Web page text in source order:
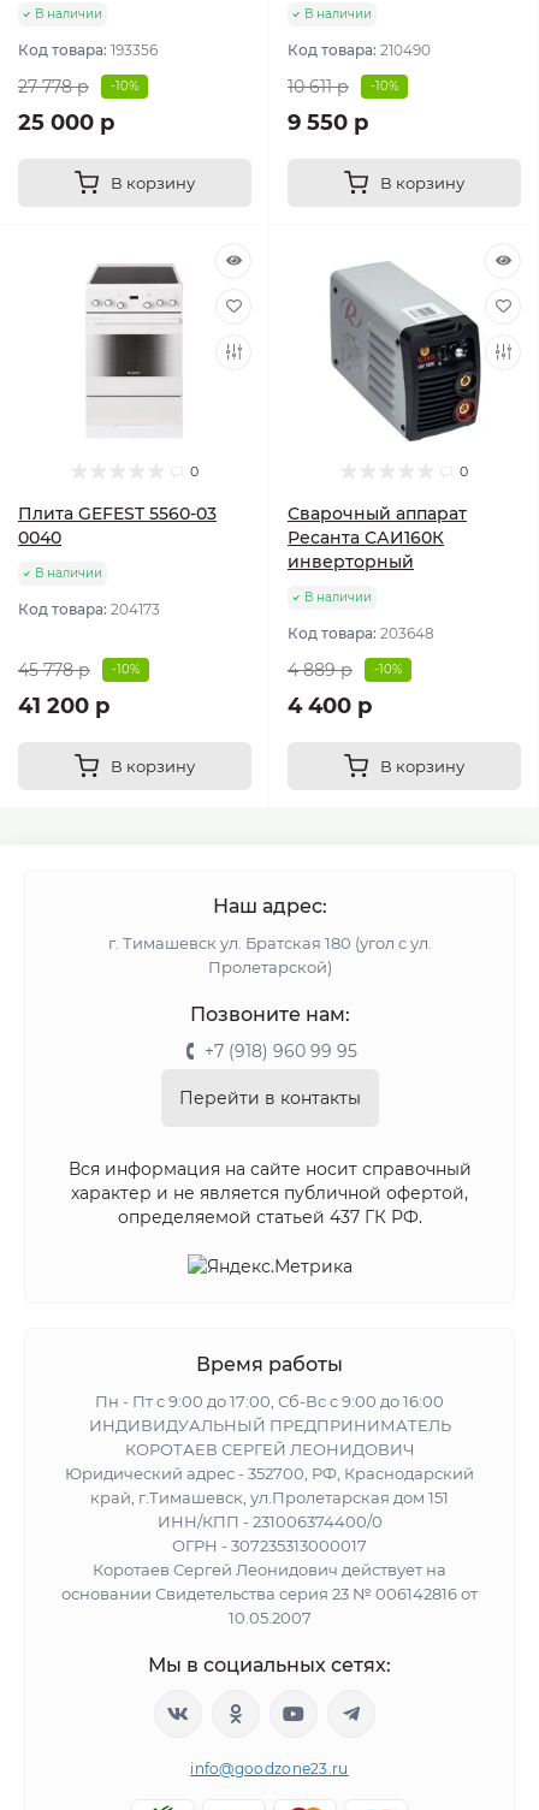
В наличии
Код товара: 193356
27 778 р -10%
25 000 р
В корзину
В наличии
Код товара: 210490
10 611 р -10%
9 550 р
В корзину
0
Плита GEFEST 5560-03
0040
В наличии
Код товара: 204173
45 778 р -10%
41 200 р
В корзину
0
Сварочный аппарат
Ресанта САИ160К
инверторный
В наличии
Код товара: 203648
4 889 р -10%
4 400 р
В корзину
Наш адрес:
г. Тимашевск ул. Братская 180 (угол с ул.
Пролетарской)
Позвоните нам:
+7 (918) 960 99 95
Перейти в контакты
Вся информация на сайте носит справочный
характер и не является публичной офертой,
определяемой статьей 437 ГК РФ.
Время работы
Пн - Пт с 9:00 до 17:00, Сб-Вс с 9:00 до 16:00
ИНДИВИДУАЛЬНЫЙ ПРЕДПРИНИМАТЕЛЬ
КОРОТАЕВ СЕРГЕЙ ЛЕОНИДОВИЧ
Юридический адрес - 352700, РФ, Краснодарский
край, г.Тимашевск, ул.Пролетарская дом 151
ИНН/КПП - 231006374400/0
ОГРН - 307235313000017
Коротаев Сергей Леонидович действует на
основании Свидетельства серия 23 № 006142816 от
10.05.2007
Мы в социальных сетях:
info@goodzone23.ru